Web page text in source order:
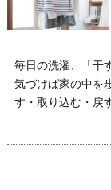
毎日の洗濯、「干
気づけば家の中を
す・取り込む・戻